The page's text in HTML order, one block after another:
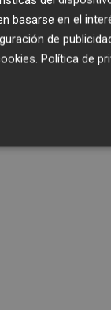
basarse en el
de
. Política de